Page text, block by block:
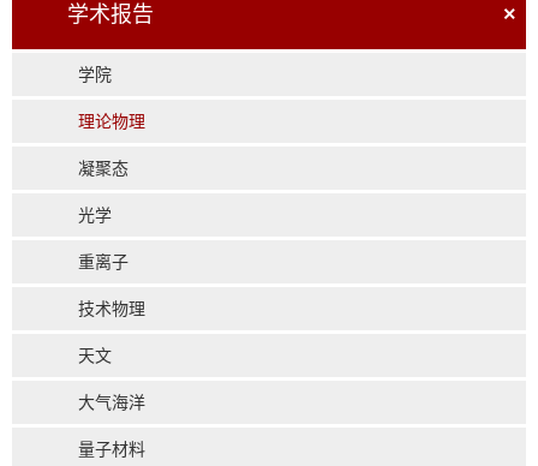
学术报告 ×
学院
理论物理
凝聚态
光学
重离子
技术物理
天文
大气海洋
量子材料